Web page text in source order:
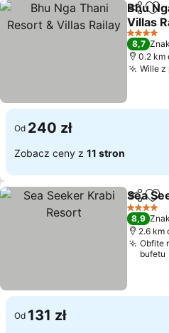
Bhu
Villas
4 Kategoria
8,7
0.2 km
Wille z
Od 240 zł
Zobacz ceny z 11 stron
Sea
4 Kategoria
8,9
2.6 km
Obfite
bufetu
Od 131 zł